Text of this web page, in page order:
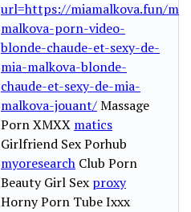
url=https://miamalkova.fun/
malkova-porn-video-
blonde-chaude-et-sexy-de-
mia-malkova-blonde-
chaude-et-sexy-de-mia-
malkova-jouant/Massage
Porn XMXX matics
Girlfriend Sex Porhub
myoresearch Club Porn
Beauty Girl Sex proxy
Horny Porn Tube Ixxx